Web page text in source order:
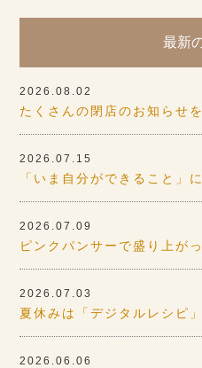
最新
2026.08.02
たくさんの閉店のお知らせ
2026.07.15
「いま自分ができること」
2026.07.09
ピンクパンサーで盛り上が
2026.07.03
夏休みは「デジタルレシピ」
2026.06.06